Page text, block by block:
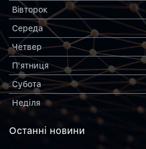
Вiвторок
Середа
Четвер
П'ятниця
Субота
Неділя
Останнi новини